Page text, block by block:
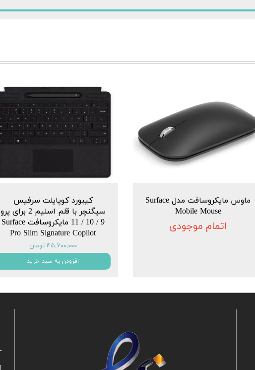
ماوس مایکروسافت مدل Surface
Mobile Mouse
اتمام موجودی
کیبورد کوپایلت سرفیس
سیگنچر با قلم اسلیم 2 برای پرو
9 / 10 / 11 مایکروسافت Surface
Pro Slim Signature Copilot
۴۵,۷۰۰,۰۰۰ تومان
افزودن به سبد خرید